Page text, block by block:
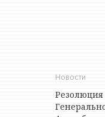
Новости
Резолюция